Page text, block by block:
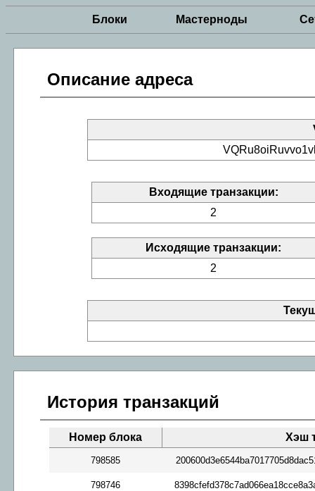
Блоки Мастерноды
Описание адреса
Входящие транзакции:
2
Исходящие транзакции:
2
История транзакций
Номер блока Хэш
798585
798746